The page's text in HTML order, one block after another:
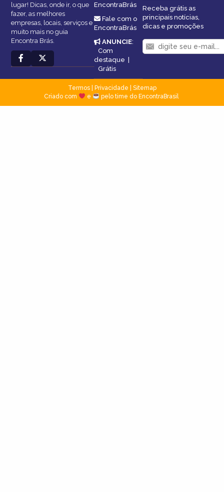
lugar! Dicas, onde ir, o que
fazer, as melhores
empresas, locais, serviços e
muito mais no guia
Encontra Brás.
EncontraBrás
Fale com o
EncontraBrás
ANUNCIE:
Com
destaque |
Grátis
Receba grátis as
principais notícias,
dicas e promoções
Termos| Privacidade
Sitemap
Criado com
e pelo time do EncontraBrasil